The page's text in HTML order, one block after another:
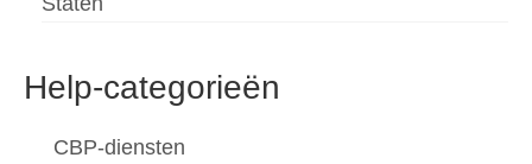
Help-categorieën
CBP-diensten